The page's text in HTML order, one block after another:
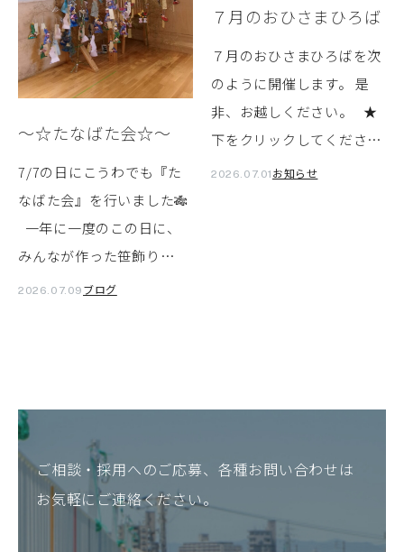
～☆たなばた会☆～
7/7の日にこうわでも『た
なばた会』を行いました🎋
一年に一度のこの日に、
みんなが作った笹飾り…
2026.07.09 ブログ
７月のおひさまひろば
７月のおひさまひろばを次
のように開催します。 是
非、お越しください。 ★
下をクリックしてくださ…
2026.07.01 お知らせ
ご相談・採用へのご応募、各種お問い合わせは
お気軽にご連絡ください。